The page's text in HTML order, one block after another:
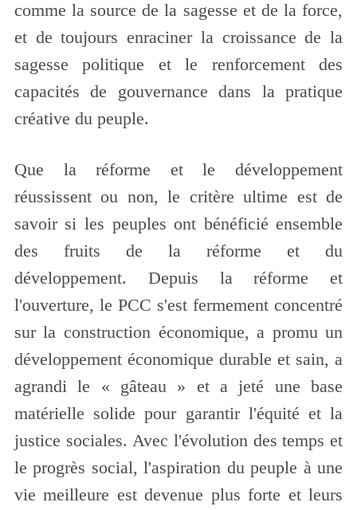
comme la source de la sagesse et de la force,
et de toujours enraciner la croissance de la
sagesse politique et le renforcement des
capacités de gouvernance dans la pratique
créative du peuple.
Que la réforme et le développement
réussissent ou non, le critère ultime est de
savoir si les peuples ont bénéficié ensemble
des fruits de la réforme et du
développement. Depuis la réforme et
l'ouverture, le PCC s'est fermement concentré
sur la construction économique, a promu un
développement économique durable et sain, a
agrandi le « gâteau » et a jeté une base
matérielle solide pour garantir l'équité et la
justice sociales. Avec l'évolution des temps et
le progrès social, l'aspiration du peuple à une
vie meilleure est devenue plus forte et leurs